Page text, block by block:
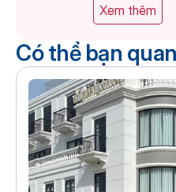
Xem thêm
Có thể bạn